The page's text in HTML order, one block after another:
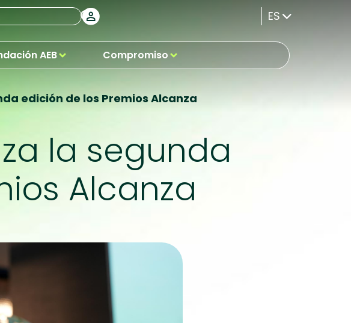
ES
AEB Compromiso
edición de los Premios Alcanza
la segunda
Alcanza